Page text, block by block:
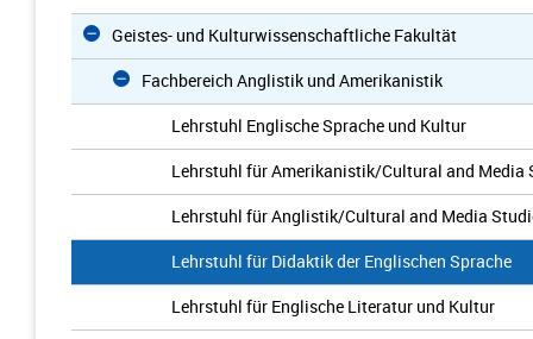
Geistes- und Kulturwissenschaftliche Fakultät
Fachbereich Anglistik und Amerikanistik
Lehrstuhl Englische Sprache und Kultur
Lehrstuhl für Amerikanistik/Cultural and Media
Lehrstuhl für Anglistik/Cultural and Media
Lehrstuhl für Didaktik der Englischen Sprache
Lehrstuhl für Englische Literatur und Kultur